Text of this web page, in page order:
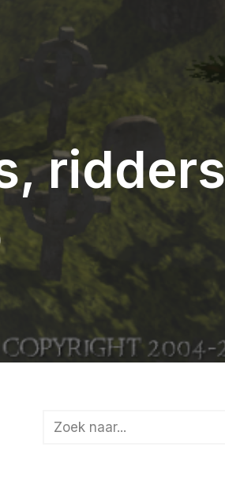
ridders